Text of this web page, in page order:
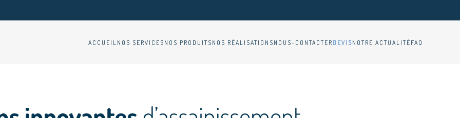
ACCUEIL NOS SERVICES NOS PRODUITS NOS RÉALISATIONS NOUS-CONTACTER DEVISNOTRE ACTUALITÉ FAQ